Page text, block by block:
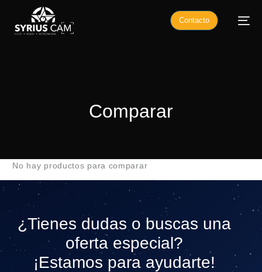
Contacto
Comparar
No hay productos para comparar
¿Tienes dudas o buscas una
oferta especial?
¡Estamos para ayudarte!